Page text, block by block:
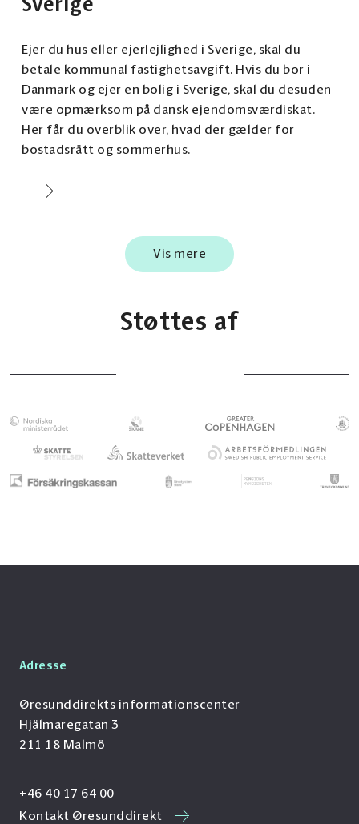
Sverige
Ejer du hus eller ejerlejlighed i Sverige, skal du
betale kommunal fastighetsavgift. Hvis du bor i
Danmark og ejer en bolig i Sverige, skal du desuden
være opmærksom på dansk ejendomsværdiskat.
Her får du overblik over, hvad der gælder for
bostadsrätt og sommerhus.
Vis mere
Støttes af
Adresse
Øresunddirekts informationscenter
Hjälmaregatan 3
211 18 Malmö
+46 40 17 64 00
Kontakt Øresunddirekt